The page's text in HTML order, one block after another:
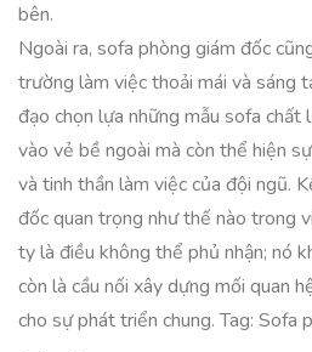
bên.
Ngoài ra, sofa phòng giám đốc
trường làm việc thoải mái và sáng
đạo chọn lựa những mẫu sofa chất
vào vẻ bề ngoài mà còn thể hiện
và tinh thần làm việc của đội ngũ.
đốc quan trọng như thế nào trong
ty là điều không thể phủ nhận; nó
còn là cầu nối xây dựng mối quan
cho sự phát triển chung. Tag: Sofa